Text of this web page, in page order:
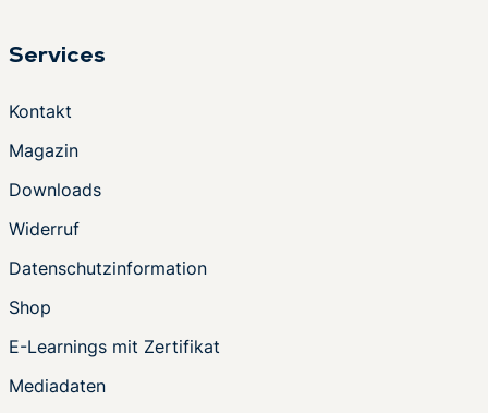
Services
Kontakt
Magazin
Downloads
Widerruf
Datenschutzinformation
Shop
E-Learnings mit Zertifikat
Mediadaten